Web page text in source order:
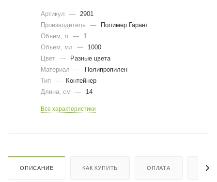
Артикул —
2901
Производитель
—
Полимер Гарант
Объем, л
—
1
Объем, мл
—
1000
Цвет —
Разные цвета
Материал
—
Полипропилен
Тип
—
Контейнер
Длина, cм
— 14
Все характеристики
ОПИСАНИЕ КАК КУПИТЬ ОПЛАТА